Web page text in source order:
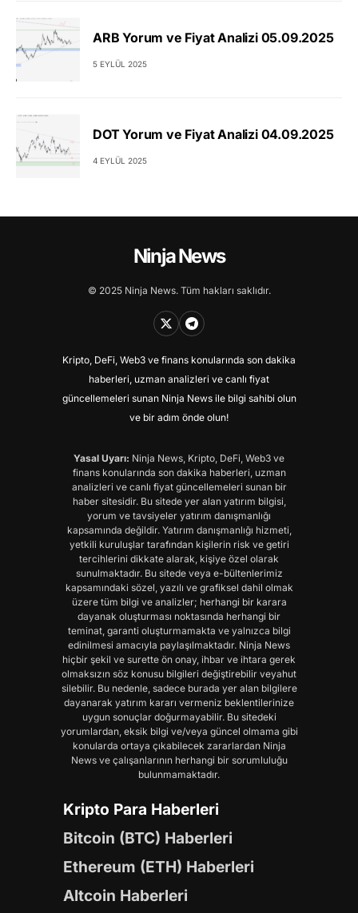
ARB Yorum ve Fiyat Analizi 05.09.2025
5 EYLÜL 2025
DOT Yorum ve Fiyat Analizi 04.09.2025
4 EYLÜL 2025
Ninja News
© 2025 Ninja News. Tüm hakları saklıdır.
Kripto, DeFi, Web3 ve finans konularında son dakika
haberleri, uzman analizleri ve canlı fiyat
güncellemeleri sunan Ninja News ile bilgi sahibi olun
ve bir adım önde olun!
Yasal Uyarı: Ninja News, Kripto, DeFi, Web3 ve
finans konularında son dakika haberleri, uzman
analizleri ve canlı fiyat güncellemeleri sunan bir
haber sitesidir. Bu sitede yer alan yatırım bilgisi,
yorum ve tavsiyeler yatırım danışmanlığı
kapsamında değildir. Yatırım danışmanlığı hizmeti,
yetkili kuruluşlar tarafından kişilerin risk ve getiri
tercihlerini dikkate alarak, kişiye özel olarak
sunulmaktadır. Bu sitede veya e-bültenlerimiz
kapsamındaki sözel, yazılı ve grafiksel dahil olmak
üzere tüm bilgi ve analizler; herhangi bir karara
dayanak oluşturması noktasında herhangi bir
teminat, garanti oluşturmamakta ve yalnızca bilgi
edinilmesi amacıyla paylaşılmaktadır. Ninja News
hiçbir şekil ve surette ön onay, ihbar ve ihtara gerek
olmaksızın söz konusu bilgileri değiştirebilir veyahut
silebilir. Bu nedenle, sadece burada yer alan bilgilere
dayanarak yatırım kararı vermeniz beklentilerinize
uygun sonuçlar doğurmayabilir. Bu sitedeki
yorumlardan, eksik bilgi ve/veya güncel olmama gibi
konularda ortaya çıkabilecek zararlardan Ninja
News ve çalışanlarının herhangi bir sorumluluğu
bulunmamaktadır.
Kripto Para Haberleri
Bitcoin (BTC) Haberleri
Ethereum (ETH) Haberleri
Altcoin Haberleri